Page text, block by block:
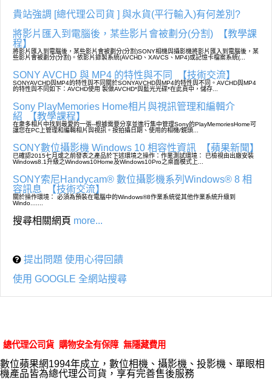
貴站強調 [總代理公司貨 ] 與水貨(平行輸入)有何差別?
將影片匯入到電腦後，某些影片會被劃分(分割)
【教學課
程】
將影片匯入到電腦後，某些影片會被劃分(分割)SONY相機與攝影機將影片匯入到電腦後，某
些影片會被劃分(分割)。依影片錄製系統(AVCHD、XAVCS、MP4)或記憶卡檔案系統(...
SONY AVCHD 與 MP4 的特性與不同 【技術交流】
SONYAVCHD與MP4的特性與不同關於SONYAVCHD與MP4的特性與不同。AVCHD與MP4
的特性與不同如下：AVCHD使用 製做AVCHD*與藍光光碟*在此頁中，儲存...
Sony PlayMemories Home相片與視訊管理和編輯介
紹
【教學課程】
在衆多相片中找到最愛的一張--根據需要分享並進行集中管理Sony的PlayMemoriesHome可
讓您在PC上管理和編輯相片與視訊。按拍攝日期、使用的相機/鏡頭...
SONY數位攝影機 Windows 10 相容性資訊 【蘋果新聞】
已確認2015七月或之前發表之產品於下述環境之操作：作業測試環境： 已檢視由出廠安裝
Windows8.1升級之Windows10Home及Windows10Pro之桌面模式上...
SONY索尼Handycam® 數位攝影機系列Windows® 8 相
容訊息
【技術交流】
關於操作環境： 必須為預裝在電腦中的Windows®8作業系統從其他作業系統升級到
Windo.......
搜尋相關網頁 more...
提出問題 使用心得回饋
使用 GOOGLE 全網站搜尋
總代理公司貨 購物安全有保障 無隱藏費用
數位蘋果網1994年成立，數位相機、攝影機、投影機、單眼相
機產品皆為總代理公司貨，享有完善售後服務